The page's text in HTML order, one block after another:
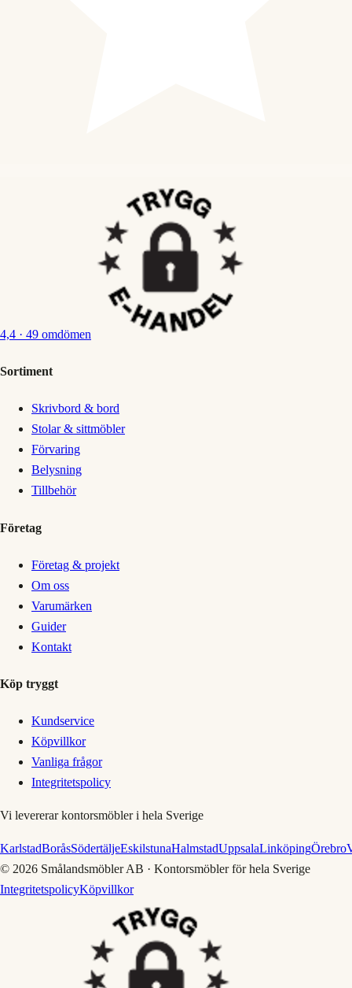
4,4 · 49 omdömen
Sortiment
Skrivbord & bord
Stolar & sittmöbler
Förvaring
Belysning
Tillbehör
Företag
Företag & projekt
Om oss
Varumärken
Guider
Kontakt
Köp tryggt
Kundservice
Köpvillkor
Vanliga frågor
Integritetspolicy
Vi levererar kontorsmöbler i hela Sverige
KarlstadBoråsSödertäljeEskilstunaHalmstadUppsalaLinköpingÖrebro
© 2026 Smålandsmöbler AB · Kontorsmöbler för hela Sverige
IntegritetspolicyKöpvillkor